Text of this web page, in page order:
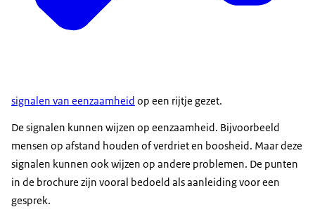
signalen van eenzaamheid op een rijtje gezet.
De signalen kunnen wijzen op eenzaamheid. Bijvoorbeeld
mensen op afstand houden of verdriet en boosheid. Maar deze
signalen kunnen ook wijzen op andere problemen. De punten
in de brochure zijn vooral bedoeld als aanleiding voor een
gesprek.